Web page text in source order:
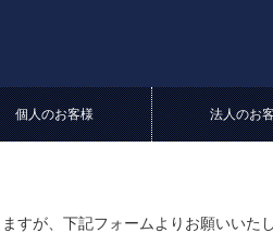
個人のお客様 法人のお
すが、下記フォームよりお願いいたし